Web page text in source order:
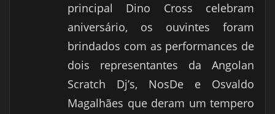
principal Dino Cross celebram
aniversário, os ouvintes foram
brindados com as performances de
dois representantes da Angolan
Scratch Dj’s, NosDe e Osvaldo
Magalhães que deram um tempero